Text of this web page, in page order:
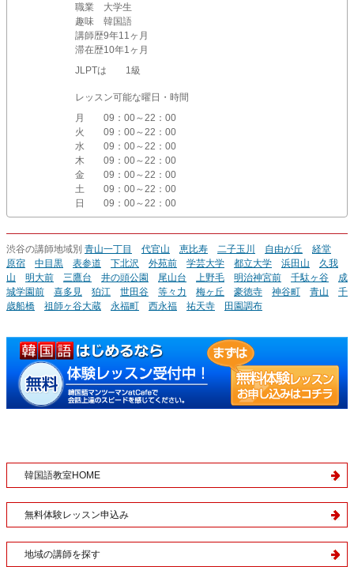
職業
大学生
趣味
韓国語
講師歴9年11ヶ月
滞在歴10年1ヶ月
JLPTは 1級
レッスン可能な曜日・時間
月
09：00～22：00
火
09：00～22：00
水
09：00～22：00
木
09：00～22：00
金
09：00～22：00
土
09：00～22：00
日
09：00～22：00
渋谷の講師地域別 青山一丁目 代官山 恵比寿 二子玉川 自由が丘
経堂
原宿
中目黒 表参道 下北沢 外苑前 学芸大学 都立大学 浜田山
久我
山
明大前 三鷹台 井の頭公園 尾山台 上野毛 明治神宮前 千駄ヶ谷
成
城学園前
喜多見 狛江 世田谷 等々力 梅ヶ丘 豪徳寺 神谷町 青山
千
歳船橋
祖師ヶ谷大蔵 永福町 西永福 祐天寺 田園調布
韓国語教室HOME
無料体験レッスン申込み
地域の講師を探す